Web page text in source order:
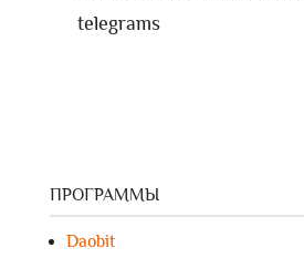
telegrams
ПРОГРАММЫ
Daobit